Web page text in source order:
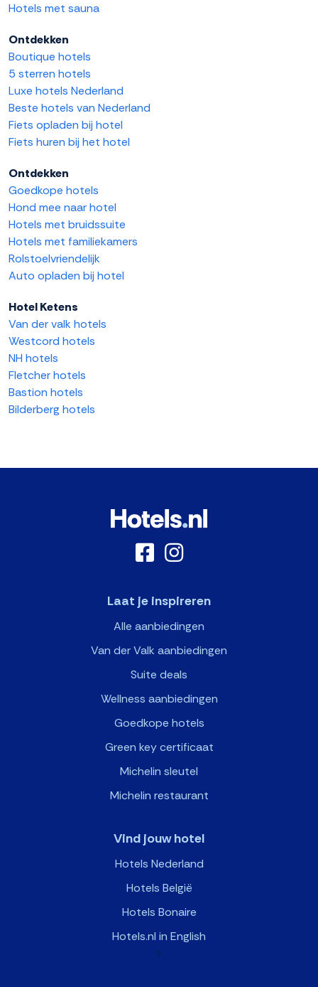
Hotels met sauna
Ontdekken
Boutique hotels
5 sterren hotels
Luxe hotels Nederland
Beste hotels van Nederland
Fiets opladen bij hotel
Fiets huren bij het hotel
Ontdekken
Goedkope hotels
Hond mee naar hotel
Hotels met bruidssuite
Hotels met familiekamers
Rolstoelvriendelijk
Auto opladen bij hotel
Hotel Ketens
Van der valk hotels
Westcord hotels
NH hotels
Fletcher hotels
Bastion hotels
Bilderberg hotels
Laat je inspireren
Alle aanbiedingen
Van der Valk aanbiedingen
Suite deals
Wellness aanbiedingen
Goedkope hotels
Green key certificaat
Michelin sleutel
Michelin restaurant
Vind jouw hotel
Hotels Nederland
Hotels België
Hotels Bonaire
Hotels.nl in English
>